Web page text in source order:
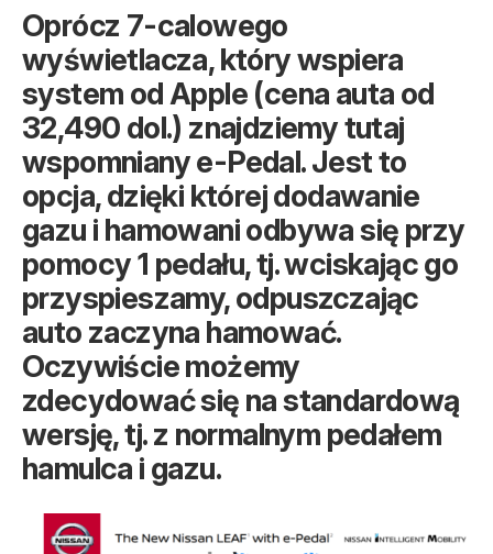
Oprócz 7-calowego
wyświetlacza, który wspiera
system od Apple (cena auta od
32,490 dol.) znajdziemy tutaj
wspomniany e-Pedal. Jest to
opcja, dzięki której dodawanie
gazu i hamowani odbywa się przy
pomocy 1 pedału, tj. wciskając go
przyspieszamy, odpuszczając
auto zaczyna hamować.
Oczywiście możemy
zdecydować się na standardową
wersję, tj. z normalnym pedałem
hamulca i gazu.